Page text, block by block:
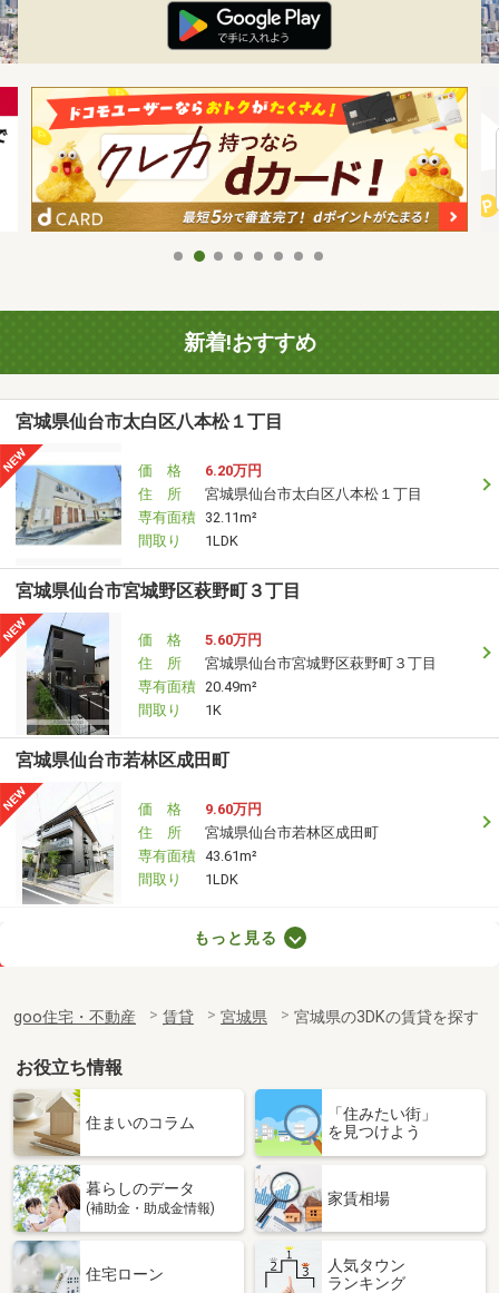
新着!おすすめ
宮城県仙台市太白区八本松１丁目
価 格
6.20万円
住 所
宮城県仙台市太白区八本松１丁目
専有面積 32.11m²
間取り
1LDK
宮城県仙台市宮城野区萩野町３丁目
価 格
5.60万円
住 所
宮城県仙台市宮城野区萩野町３丁目
専有面積 20.49m²
間取り
1K
宮城県仙台市若林区成田町
価 格
9.60万円
住 所
宮城県仙台市若林区成田町
専有面積 43.61m²
間取り
1LDK
宮城県仙台市若林区白萩町
専有面積
30.44m²
宮城県仙台市若林区南小泉字八軒小路
9.90万円
宮城県仙台市若林区南小泉字八軒小路
専有面積
43.94m²
間取り
1LDK
宮城県仙台市太白区八本松１丁目
もっと見る
goo住宅・不動産 賃貸 宮城県 宮城県の3DKの賃貸を探す
お役立ち情報
住まいのコラム
「住みたい街」
を見つけよう
暮らしのデータ
(補助金・助成金情報)
家賃相場
住宅ローン
人気タウン
ランキング